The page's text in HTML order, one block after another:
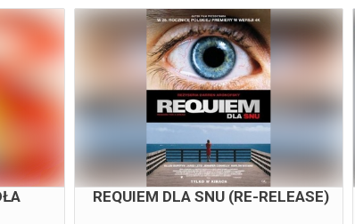
REQUIEM DLA SNU (RE-RELEASE)